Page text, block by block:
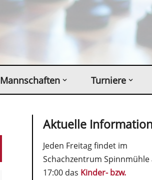
Mannschaften Turniere
Aktuelle
Jeden Freitag findet im
Schachzentrum Spinnmühle
17:00 das Kinder- bzw.